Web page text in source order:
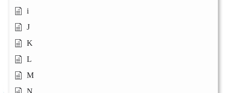
i
J
K
L
M
N